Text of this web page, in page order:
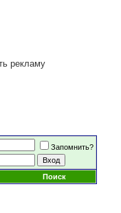
Запомнить?
Поиск